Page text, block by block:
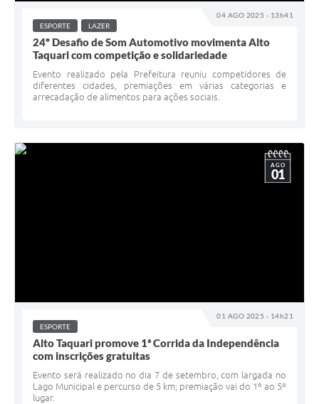
04 AGO 2025 - 13h41
ESPORTE LAZER
24º Desafio de Som Automotivo movimenta Alto
Taquari com competição e solidariedade
Evento realizado pela Prefeitura reuniu competidores de
diferentes cidades, premiações em várias categorias e
arrecadação de alimentos para ações sociais.
01 AGO 2025 - 14h21
AGO
01
ESPORTE
Alto Taquari promove 1ª Corrida da Independência
com inscrições gratuitas
Evento será realizado no dia 7 de setembro, com largada no
Lago Municipal e percurso de 5 km; premiação vai do 1º ao 5º
lugar.